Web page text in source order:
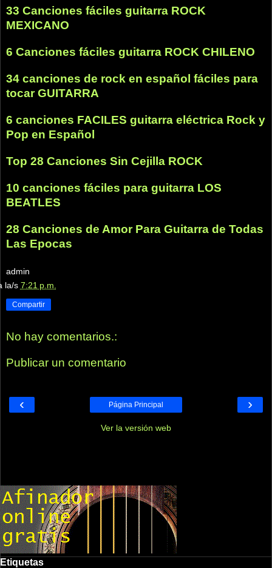
33 Canciones fáciles guitarra ROCK
MEXICANO
6 Canciones fáciles guitarra ROCK CHILENO
34 canciones de rock en español fáciles para
tocar GUITARRA
6 canciones FACILES guitarra eléctrica Rock y
Pop en Español
Top 28 Canciones Sin Cejilla ROCK
10 canciones fáciles para guitarra LOS
BEATLES
28 Canciones de Amor Para Guitarra de Todas
Las Epocas
admin
la/s 7:21 p.m.
Compartir
No hay comentarios.:
Publicar un comentario
‹ ›
Página Principal
Ver la versión web
Etiquetas